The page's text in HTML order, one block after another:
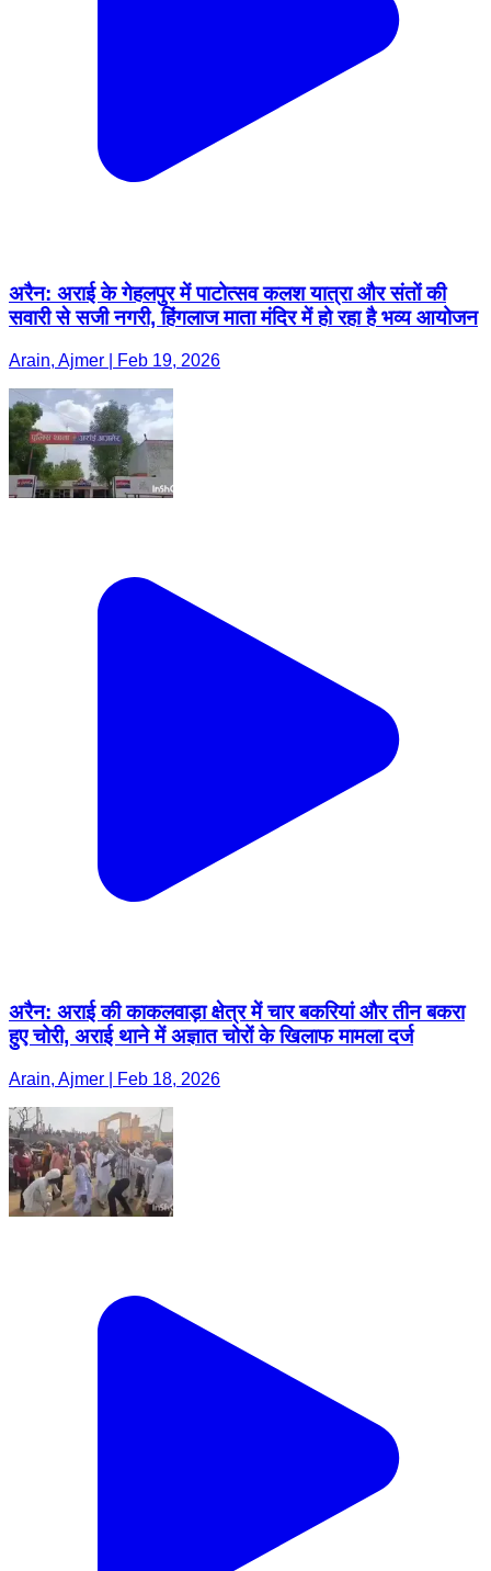
अरैन: अराई के गेहलपुर में पाटोत्सव कलश यात्रा और संतों की
सवारी से सजी नगरी, हिंगलाज माता मंदिर में हो रहा है भव्य आयोजन
Arain, Ajmer | Feb 19, 2026
अरैन: अराई की काकलवाड़ा क्षेत्र में चार बकरियां और तीन बकरा
हुए चोरी, अराई थाने में अज्ञात चोरों के खिलाफ मामला दर्ज
Arain, Ajmer | Feb 18, 2026